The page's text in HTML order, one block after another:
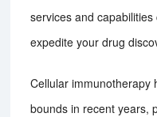
services and
expedite your drug
Cellular immunotherapy
bounds in recent years,